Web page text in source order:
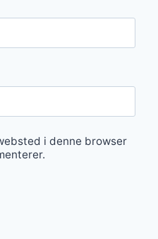
i denne browser